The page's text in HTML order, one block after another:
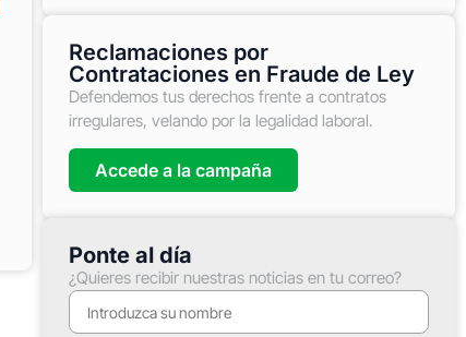
Reclamaciones por
Contrataciones en Fraude de Ley
Defendemos tus derechos frente a contratos
irregulares, velando por la legalidad laboral.
Accede a la campaña
Ponte al día
¿Quieres recibir nuestras noticias en tu correo?